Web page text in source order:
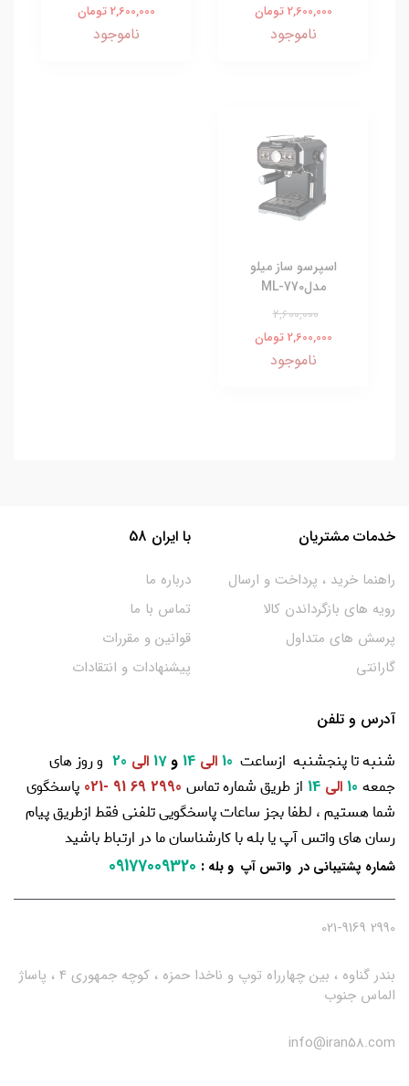
2,600,000 تومان
ناموجود
2,600,000 تومان
ناموجود
اسپرسو ساز میلو
مدل770-ML
2,600,000
2,600,000 تومان
ناموجود
خدمات مشتریان
راهنما خرید ، پرداخت و ارسال
رویه های بازگرداندن کالا
پرسش های متداول
گارانتی
با ایران 58
درباره ما
تماس با ما
قوانین و مقررات
پیشنهادات و انتقادات
آدرس و تلفن
شنبه تا پنجشنبه ازساعت 10 الی و17 الی
و روز های
جمعه
الی از طریق شماره تماس 2990 69 91 -021
پاسخگوی
شما هستیم ، لطفا بجز ساعات پاسخگویی تلفنی فقط ازطریق پیام
رسان های واتس آپ یا بله با کارشناسان ما در ارتباط باشید
شماره پشتیبانی در واتس آپ و بله :
09177009320
2990 021-9169
بندر گناوه ، بین چهارراه توپ و ناخدا حمزه ، کوچه جمهوری 4 ، پاساژ
الماس جنوب
info@iran58.com